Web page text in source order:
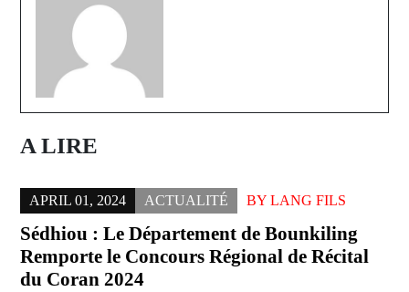
A LIRE
APRIL 01, 2024 ACTUALITÉ BY LANG FILS
Sédhiou : Le Département de Bounkiling
Remporte le Concours Régional de Récital
du Coran 2024